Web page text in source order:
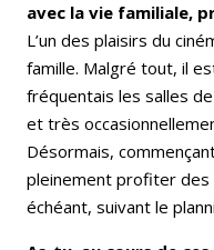
avec la vie familiale,
L’un des plaisirs du
famille. Malgré tout, il
fréquentais les salles
et très
Désormais,
pleinement profiter des
échéant, suivant le